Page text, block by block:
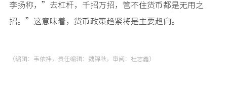
李扬称，”去杠杆，千招万招，管不住货币都是无用之
招。”这意味着，货币政策趋紧将是主要趋向。
（编辑：韦依祎，责任编辑：魏锦秋，审阅：杜志鑫）